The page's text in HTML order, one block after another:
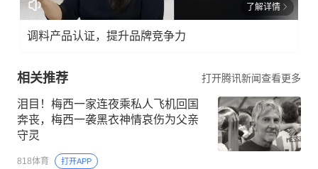
了解详情
调料产品认证，提升品牌竞争力
相关推荐 打开腾讯新闻查看更多
泪目！梅西一家连夜乘私人飞机回国
奔丧，梅西一袭黑衣神情哀伤为父亲
守灵
818体育 打开APP